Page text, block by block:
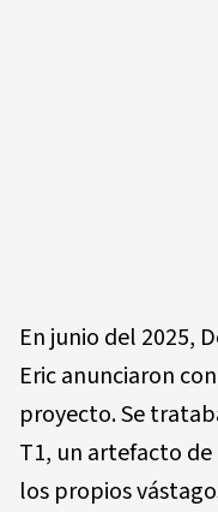
En junio del 2025,
Eric anunciaron
proyecto. Se
T1, un artefacto
los propios